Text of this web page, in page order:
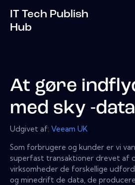
IT Tech Publish
Hub
At gøre
med sky -
Udgivet af: Veeam UK
Som forbrugere og kunder er vi
superfast transaktioner drevet af
virksomheder de forskellige
og minedrift de data, de